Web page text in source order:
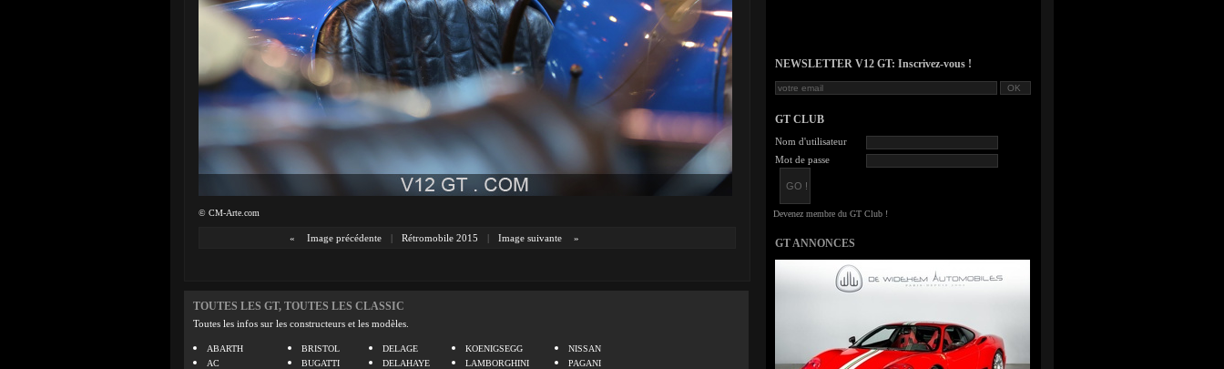
© CM-Arte.com
« Image précédente | Rétromobile 2015 | Image suivante »
TOUTES LES GT, TOUTES LES CLASSIC
Toutes les infos sur les constructeurs et les modèles.
ABARTH
AC
BRISTOL
BUGATTI
DELAGE
DELAHAYE
KOENIGSEGG
LAMBORGHINI
NISSAN
PAGANI
NEWSLETTER V12 GT: Inscrivez-vous !
GT CLUB
Nom d'utilisateur
Mot de passe
GT ANNONCES